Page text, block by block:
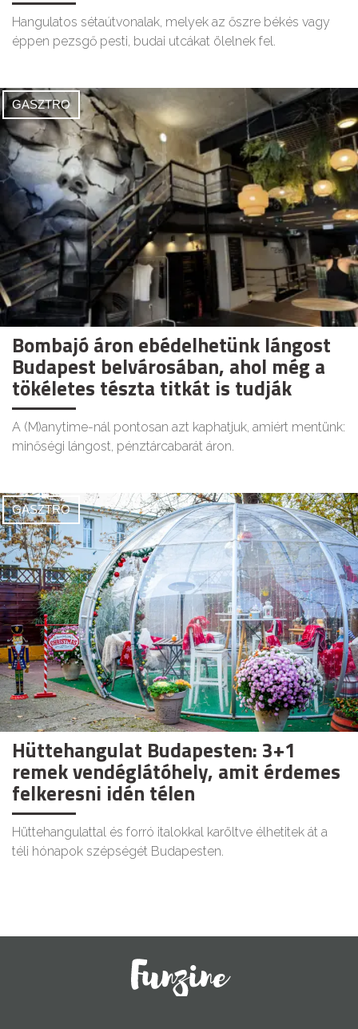
Hangulatos sétaútvonalak, melyek az őszre békés vagy
éppen pezsgő pesti, budai utcákat ölelnek fel.
GASZTRO
Bombajó áron ebédelhetünk lángost
Budapest belvárosában, ahol még a
tökéletes tészta titkát is tudják
A (M)anytime-nál pontosan azt kaphatjuk, amiért mentünk:
minőségi lángost, pénztárcabarát áron.
GASZTRO
Hüttehangulat Budapesten: 3+1
remek vendéglátóhely, amit érdemes
felkeresni idén télen
Hüttehangulattal és forró italokkal karöltve élhetitek át a
téli hónapok szépségét Budapesten.